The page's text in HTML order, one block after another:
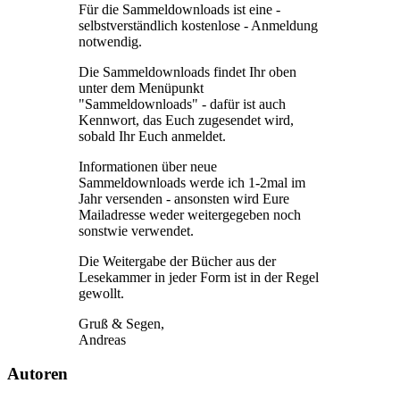
Für die Sammeldownloads ist eine -
selbstverständlich kostenlose - Anmeldung
notwendig.
Die Sammeldownloads findet Ihr oben
unter dem Menüpunkt
"Sammeldownloads" - dafür ist auch
Kennwort, das Euch zugesendet wird,
sobald Ihr Euch anmeldet.
Informationen über neue
Sammeldownloads werde ich 1-2mal im
Jahr versenden - ansonsten wird Eure
Mailadresse weder weitergegeben noch
sonstwie verwendet.
Die Weitergabe der Bücher aus der
Lesekammer in jeder Form ist in der Regel
gewollt.
Gruß & Segen,
Andreas
Autoren